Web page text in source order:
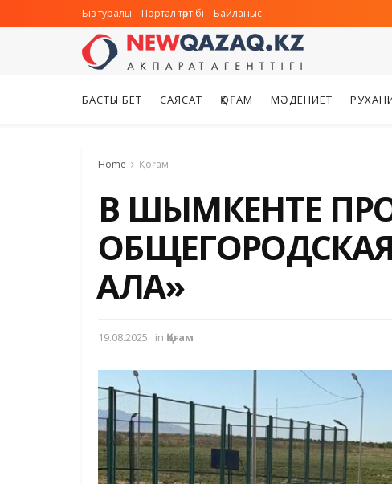
Біз туралы Портал тәртібі Байланыс
БАСТЫ БЕТ САЯСАТ ҚОҒАМ МӘДЕНИЕТ
Home Қоғам
В ШЫМКЕНТЕ
ҚАЛА»
19.08.2025 in Қоғам